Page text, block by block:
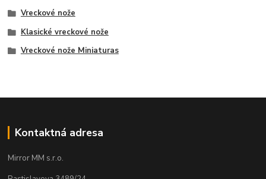
Vreckové nože
Klasické vreckové nože
Vreckové nože Miniaturas
Kontaktná adresa
Mirror MM s.r.o.